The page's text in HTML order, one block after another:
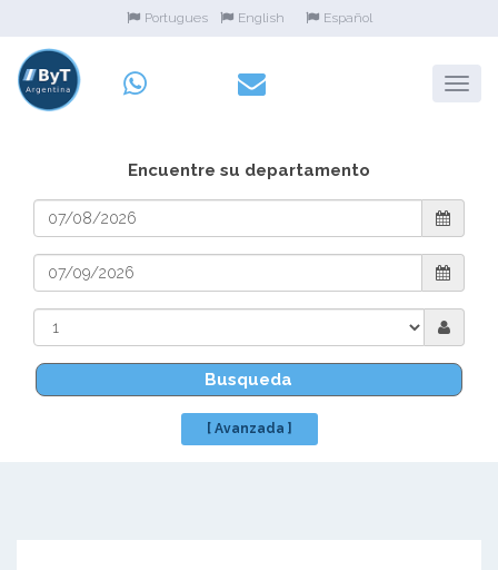
Portugues English Español
Encuentre su departamento
Busqueda
[ Avanzada ]